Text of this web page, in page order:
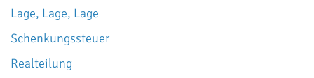
Lage, Lage, Lage
Schenkungssteuer
Realteilung